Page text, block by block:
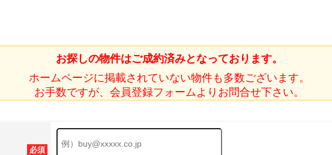
お探しの物件はご成約済みとなっております。
ホームページに掲載されていない物件も多数ございます。
お手数ですが、会員登録フォームよりお問合せ下さい。
必須